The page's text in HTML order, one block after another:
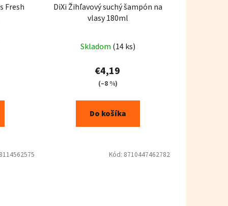
DiXi Žihľavový suchý šampón na
vlasy 180ml
Skladom (14 ks)
€4,19
(–8 %)
Do košíka
Kód: 8710447462782